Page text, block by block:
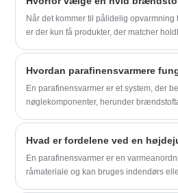
kontinuerlig arbejdstid, så det er muligt
​Når det kommer til pålidelig opvarmning
er der kun få produkter, der matcher
brugervenlig betjening, hvilket gør den
boliger og kommercielle rum. Uanset
campingplads eller dit opholdsområde i
Hvordan parafinensvarmere
En parafinensvarmer er et system, der
nøglekomponenter, herunder
kontinuerlig energi til forbrænding. I
antændes og brændes parafinen,
varmeenergi.
En parafinensvarmer er en
råmateriale og kan bruges indendørs